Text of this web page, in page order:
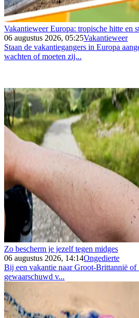
Vakantieweer Europa: tropische hitte en
06 augustus 2026, 05:25Vakantieweer
Staan de vakantiegangers in Europa
wachten of moeten zij...
Zo bescherm je jezelf tegen midges
06 augustus 2026, 14:14Ongedierte
Bij een vakantie naar Groot-Brittannië of
gewaarschuwd v...